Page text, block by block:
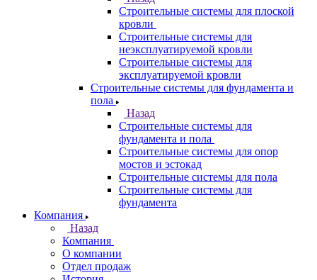
Строительные системы для плоской
кровли
Строительные системы для
неэксплуатируемой кровли
Строительные системы для
эксплуатируемой кровли
Строительные системы для фундамента и
пола
Назад
Строительные системы для
фундамента и пола
Строительные системы для опор
мостов и эстокад
Строительные системы для пола
Строительные системы для
фундамента
Компания
Назад
Компания
О компании
Отдел продаж